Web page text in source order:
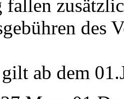
fallen
des
ab dem